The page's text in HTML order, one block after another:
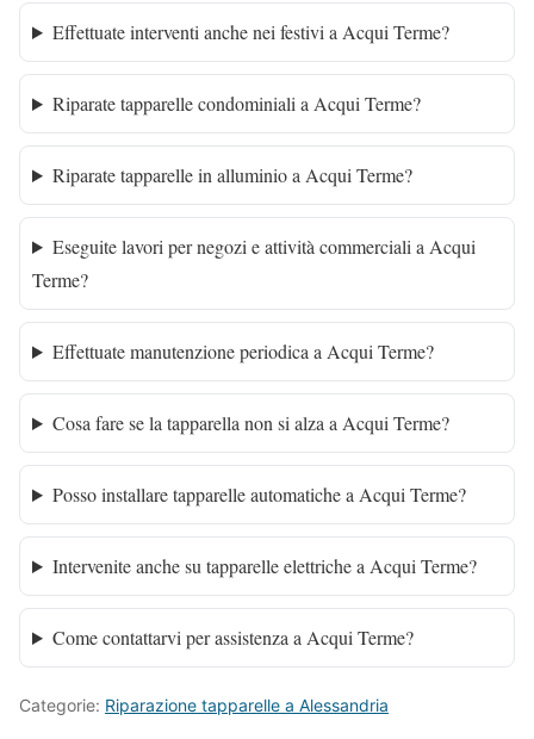
Effettuate interventi anche nei festivi a Acqui Terme?
Riparate tapparelle condominiali a Acqui Terme?
Riparate tapparelle in alluminio a Acqui Terme?
Eseguite lavori per negozi e attività commerciali a Acqui
Terme?
Effettuate manutenzione periodica a Acqui Terme?
Cosa fare se la tapparella non si alza a Acqui Terme?
Posso installare tapparelle automatiche a Acqui Terme?
Intervenite anche su tapparelle elettriche a Acqui Terme?
Come contattarvi per assistenza a Acqui Terme?
Categorie: Riparazione tapparelle a Alessandria